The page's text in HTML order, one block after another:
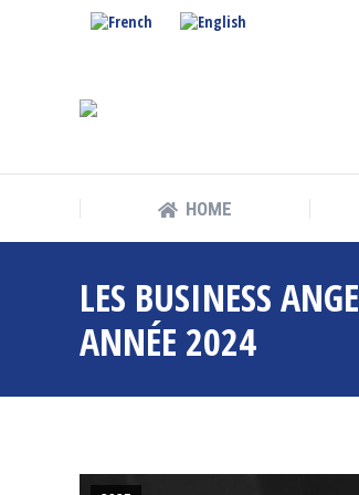
HOME
LES BUSINESS
ANNÉE 2024
HOME